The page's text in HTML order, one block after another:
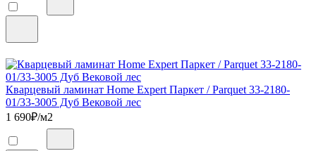
Кварцевый ламинат Home Expert Паркет / Parquet 33-2180-
01/33-3005 Дуб Вековой лес
1 690₽/м2